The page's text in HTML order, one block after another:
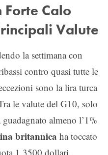
Calo
Valute
la settimana con
contro quasi tutte le
sono la lira turca
le valute del G10, solo
almeno l’1%
britannica ha toccato
1,3500 dollari,